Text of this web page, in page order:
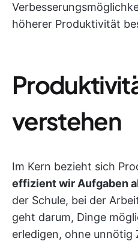
höherer Produktivität
verstehen
Im Kern bezieht sich
effizient wir Aufgaben
der Schule, bei der
geht darum, Dinge
erledigen, ohne unnötig